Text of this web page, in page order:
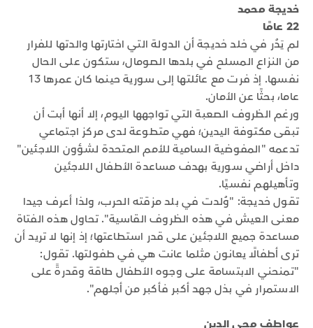
خديجة محمد
22 عامًا
لم يَدُر في خلد خديجة أن الدولة التي اختارتها والدتها للفرار
من النزاع المسلح في بلدها الصومال، ستكون على الحال
نفسها. إذ فرت مع عائلتها إلى سورية حينما كان عمرها 13
عاما، بحثًا عن الأمان.
ورغم الظروف الصعبة التي تواجهها اليوم، إلا أنها أبت أن
تبقى مكتوفة اليدين؛ فهي متطوعة لدى مركز اجتماعي
تدعمه "المفوضية السامية للأمم المتحدة لشؤون اللاجئين"
داخل أراضي سورية بهدف مساعدة الأطفال اللاجئين
وتأهيلهم نفسيًا.
تقول خديجة: "وُلدت في بلد مزقته الحرب، ولذا أعرف جيدا
معنى العيش في هذه الظروف القاسية". تحاول هذه الفتاة
مساعدة جميع اللاجئين على قدر استطاعتها؛ إذ إنها لا تريد أن
ترى أطفالًا يعانون مثلما عانت هي في طفولتها. تقول:
"تمنحني الابتسامة على وجوه الأطفال طاقة وقدرةً على
الاستمرار في بذل جهد أكبر فأكبر من أجلهم".
عواطف محي الدين